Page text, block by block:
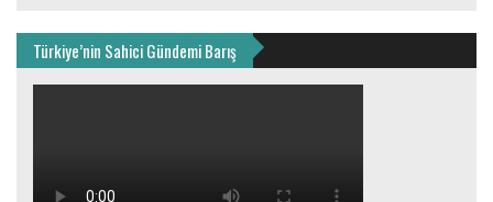
Türkiye’nin Sahici Gündemi Barış